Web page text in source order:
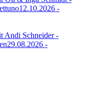
12.10.2026 -
Andi Schneider -
29.08.2026 -